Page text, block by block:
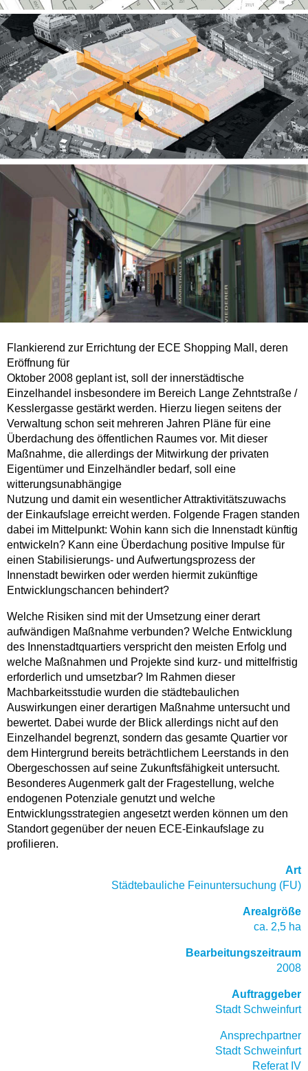
Flankierend zur Errichtung der ECE Shopping Mall, deren
Eröffnung für
Oktober 2008 geplant ist, soll der innerstädtische
Einzelhandel insbesondere im Bereich Lange Zehntstraße /
Kesslergasse gestärkt werden. Hierzu liegen seitens der
Verwaltung schon seit mehreren Jahren Pläne für eine
Überdachung des öffentlichen Raumes vor. Mit dieser
Maßnahme, die allerdings der Mitwirkung der privaten
Eigentümer und Einzelhändler bedarf, soll eine
witterungsunabhängige
Nutzung und damit ein wesentlicher Attraktivitätszuwachs
der Einkaufslage erreicht werden. Folgende Fragen standen
dabei im Mittelpunkt: Wohin kann sich die Innenstadt künftig
entwickeln? Kann eine Überdachung positive Impulse für
einen Stabilisierungs- und Aufwertungsprozess der
Innenstadt bewirken oder werden hiermit zukünftige
Entwicklungschancen behindert?
Welche Risiken sind mit der Umsetzung einer derart
aufwändigen Maßnahme verbunden? Welche Entwicklung
des Innenstadtquartiers verspricht den meisten Erfolg und
welche Maßnahmen und Projekte sind kurz- und mittelfristig
erforderlich und umsetzbar? Im Rahmen dieser
Machbarkeitsstudie wurden die städtebaulichen
Auswirkungen einer derartigen Maßnahme untersucht und
bewertet. Dabei wurde der Blick allerdings nicht auf den
Einzelhandel begrenzt, sondern das gesamte Quartier vor
dem Hintergrund bereits beträchtlichem Leerstands in den
Obergeschossen auf seine Zukunftsfähigkeit untersucht.
Besonderes Augenmerk galt der Fragestellung, welche
endogenen Potenziale genutzt und welche
Entwicklungsstrategien angesetzt werden können um den
Standort gegenüber der neuen ECE-Einkaufslage zu
profilieren.
Art
Städtebauliche Feinuntersuchung (FU)
Arealgröße
ca. 2,5 ha
Bearbeitungszeitraum
2008
Auftraggeber
Stadt Schweinfurt
Ansprechpartner
Stadt Schweinfurt
Referat IV